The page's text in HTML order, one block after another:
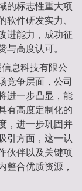
的标志性重大项
软件研发实力、
进能力，成功征
与高度认可。
息科技有限公
竞争层面，公司
进一步凸显，能
有高度定制化的
，进一步巩固并
引方面，这一认
伙伴以及关键项
整合优质资源，